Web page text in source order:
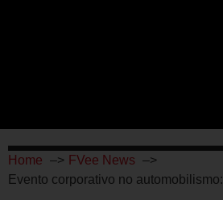
Home
FVee News
Evento corporativo no